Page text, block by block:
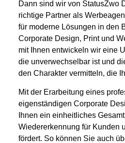
Dann sind wir von StatusZwo
richtige Partner als
für moderne Lösungen in den
Corporate Design, Print und
mit Ihnen entwickeln wir eine
die unverwechselbar ist und
den Charakter vermitteln, die
Mit der Erarbeitung eines
eigenständigen Corporate
Ihnen ein einheitliches
Wiedererkennung für Kunden
fördert. So können Sie auch